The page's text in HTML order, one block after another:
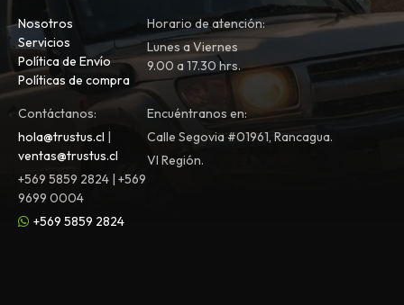
Nosotros
Servicios
Política de Envío
Políticas de compra
Horario de atención:
Lunes a Viernes
9.00 a 17.30 hrs.
Contáctanos:
hola@trustus.cl |
ventas@trustus.cl
+569 5859 2824 | +569
9699 0004
+569 5859 2824
Encuéntranos en:
Calle Segovia #01961, Rancagua.
VI Región.